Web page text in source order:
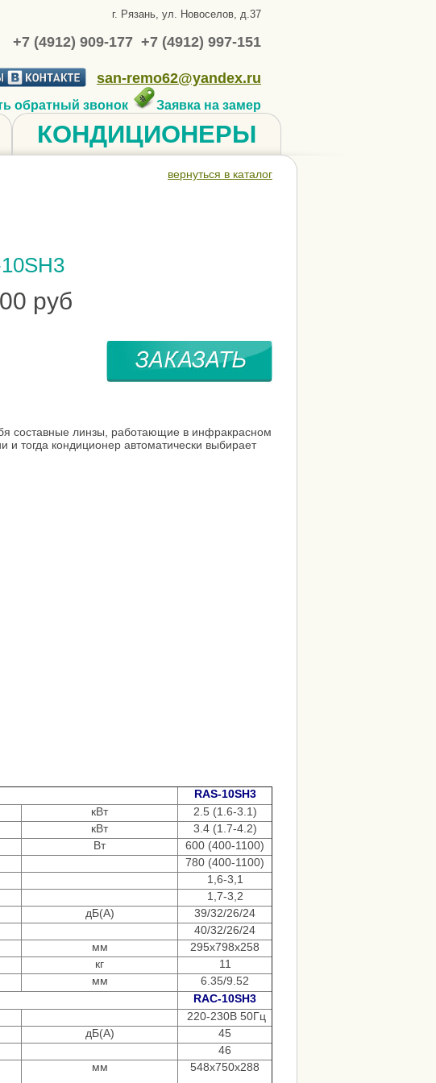
г. Рязань, ул. Новоселов, д.37
+7 (4912) 909-177 +7 (4912) 997-151
san-remo62@yandex.ru
обратный звонок Заявка на замер
КОНДИЦИОНЕРЫ
вернуться в каталог
руб
составные линзы, работающие в инфракрасном
тогда кондиционер автоматически выбирает
RAS-10SH3
кВт
2.5 (1.6-3.1)
кВт
3.4 (1.7-4.2)
Вт
600 (400-1100)
780 (400-1100)
1,6-3,1
1,7-3,2
дБ(А)
39/32/26/24
40/32/26/24
мм
295x798x258
кг
11
мм
6.35/9.52
RAC-10SH3
220-230B 50Гц
дБ(А)
45
46
мм 548x750x288